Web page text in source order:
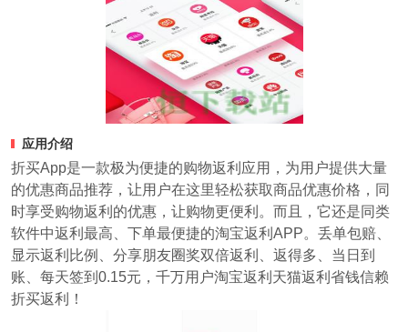
应用介绍
折买App是一款极为便捷的购物返利应用，为用户提供大量
的优惠商品推荐，让用户在这里轻松获取商品优惠价格，同
时享受购物返利的优惠，让购物更便利。而且，它还是同类
软件中返利最高、下单最便捷的淘宝返利APP。丢单包赔、
显示返利比例、分享朋友圈奖双倍返利、返得多、当日到
账、每天签到0.15元，千万用户淘宝返利天猫返利省钱信赖
折买返利！